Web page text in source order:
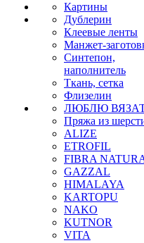
Картины
Дублерин
Клеевые ленты
Манжет-
Синтепон,
наполнитель
Ткань, сетка
Флизелин
ЛЮБЛЮ
Пряжа из
ALIZE
ETROFIL
FIBRA
GAZZAL
HIMALAYA
KARTOPU
NAKO
KUTNOR
VITA